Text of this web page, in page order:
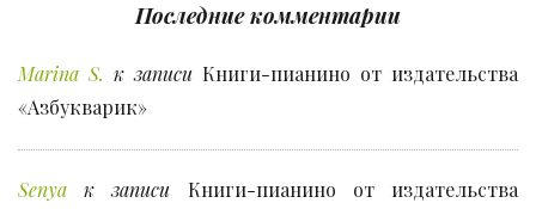
Последние комментарии
Marina S. к записи Книги-пианино от издательства
«Азбукварик»
Senya к записи Книги-пианино от издательства